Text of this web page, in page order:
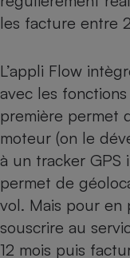
les facture entre
L’appli Flow
avec les
première permet
moteur (on le
à un tracker GPS
permet de
vol. Mais pour en
souscrire au
12 mois puis